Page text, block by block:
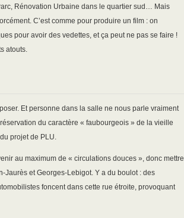
Rénovation Urbaine dans le quartier sud… Mais
C’est comme pour produire un film : on
pour avoir des vedettes, et ça peut ne pas se faire !
atouts.
Et personne dans la salle ne nous parle vraiment
du caractère « faubourgeois » de la vieille
projet de PLU.
au maximum de « circulations douces », donc mettre
Jaurès et Georges-Lebigot. Y a du boulot : des
foncent dans cette rue étroite, provoquant